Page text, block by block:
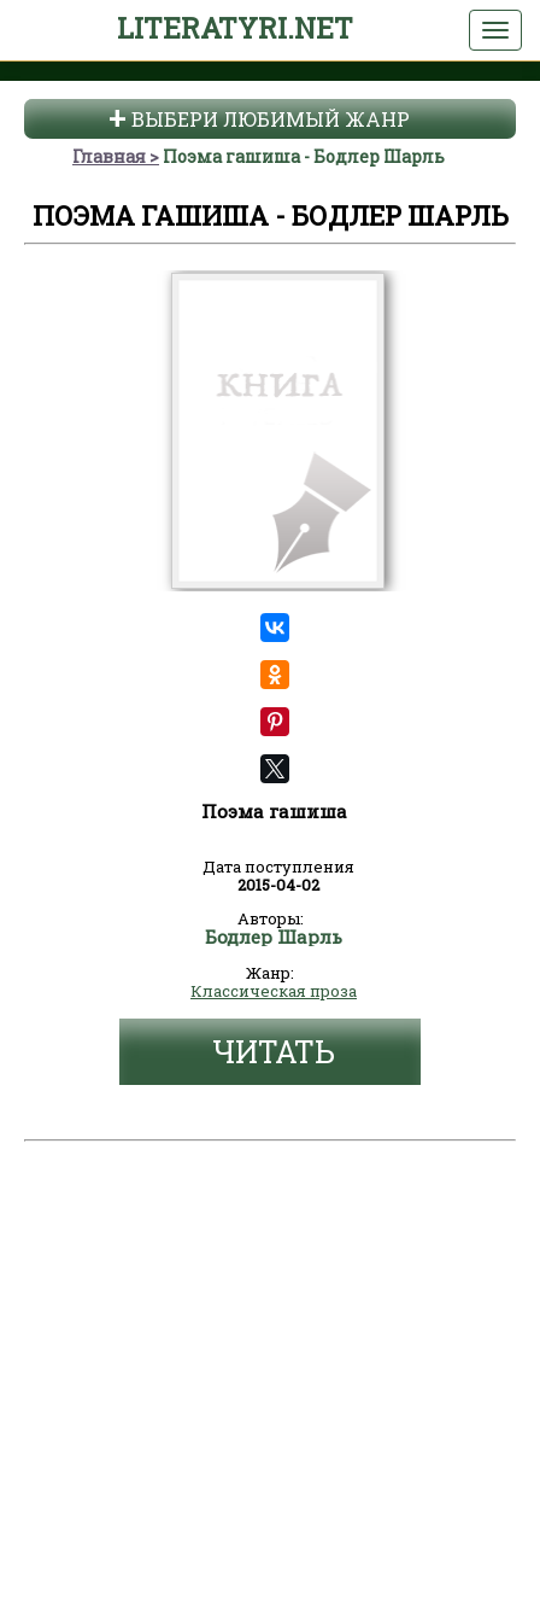
LITERATYRI.NET
ВЫБЕРИ ЛЮБИМЫЙ ЖАНР
Главная Поэма гашиша - Бодлер Шарль
ПОЭМА ГАШИША - БОДЛЕР ШАРЛЬ
Поэма гашиша
Дата поступления
2015-04-02
Авторы:
Бодлер Шарль
Жанр:
Классическая проза
ЧИТАТЬ